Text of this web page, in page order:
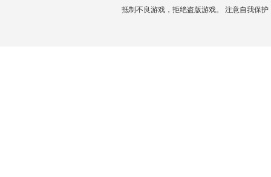
抵制不良游戏，拒绝盗版游戏。 注意自我保